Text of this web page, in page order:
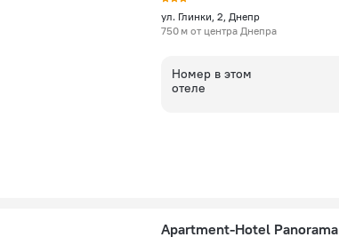
ул. Глинки, 2, Днепр
750 м от центра Днепра
Номер в этом
отеле
Apartment-Hotel Panorama